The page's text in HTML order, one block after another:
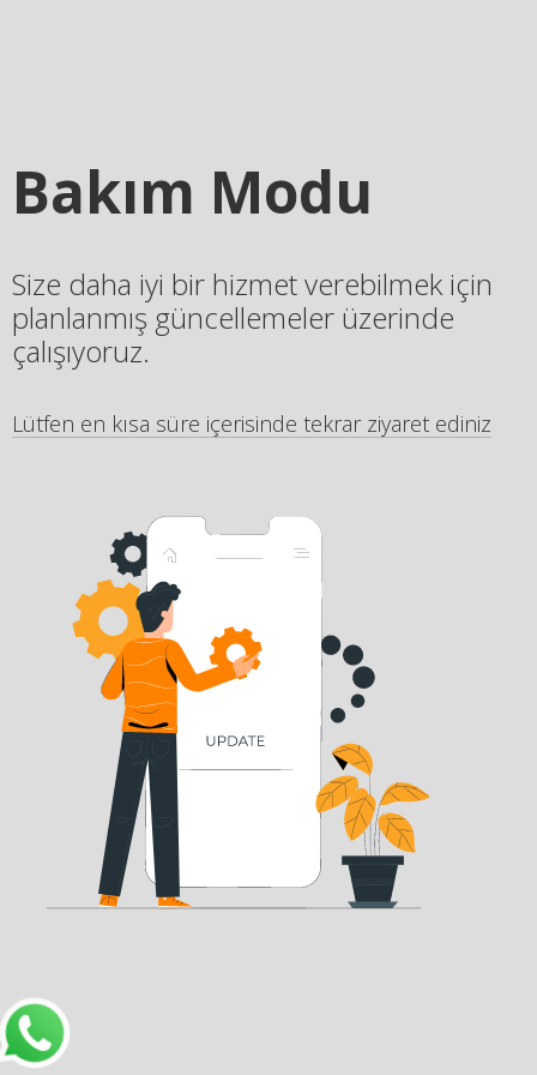
Bakım Modu
Size daha iyi bir hizmet verebilmek için
planlanmış güncellemeler üzerinde
çalışıyoruz.
Lütfen en kısa süre içerisinde tekrar ziyaret ediniz